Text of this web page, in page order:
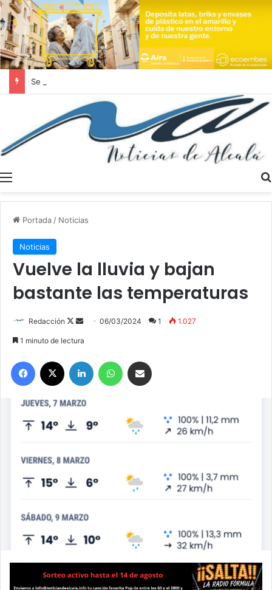
Portada / Noticias
Noticias
Vuelve la lluvia y bajan
bastante las temperaturas
Redacción
F
l
o
o
d
a
e
m
06/03/2024 1 1.027
1 minuto de lectura